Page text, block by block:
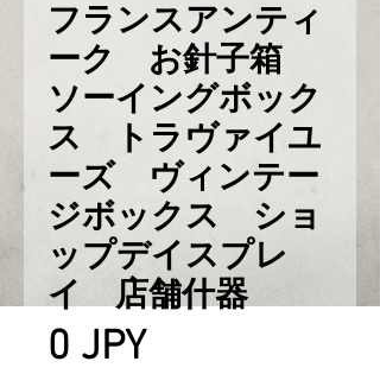
フランスアンティ
ーク お針子箱
ソーイングボック
ス トラヴァイユ
ーズ ヴィンテー
ジボックス ショ
ップデイスプレ
イ 店舗什器
0 JPYPrix